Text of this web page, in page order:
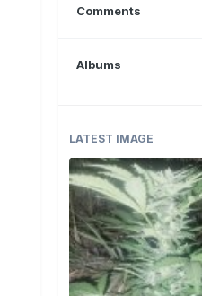
Comments
Albums
LATEST IMAGE